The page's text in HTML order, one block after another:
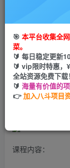
会员免费
短剧实操影视剪
课程内容：
🎯 本平台收集全
菜。
🔰 每日稳定更新
🔰 vip限时特惠，
全站资源免费下载！
🔰 海量有价值的
👉加入八斗项目